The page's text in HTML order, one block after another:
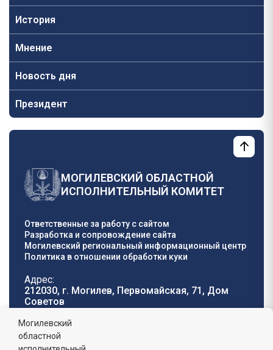
История
Мнение
Новость дня
Президент
МОГИЛЕВСКИЙ ОБЛАСТНОЙ
ИСПОЛНИТЕЛЬНЫЙ КОМИТЕТ
Ответственные за работу с сайтом
Разработка и сопровождение сайта
Могилевский региональный информационный центр
Политика в отношении обработки куки
Адрес:
212030, г. Могилев, Первомайская, 71, Дом
Cоветов
Телефон горячей
линии:
8 (0222) 71-32-55
Могилевский
областной